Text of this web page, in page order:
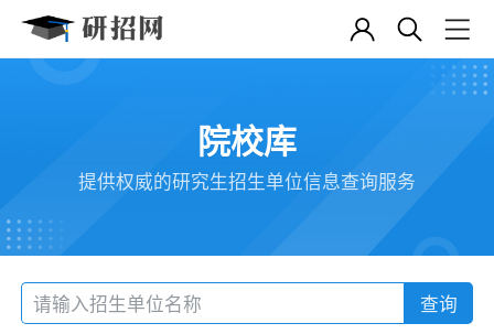
院校库
提供权威的研究生招生单位信息查询服务
查询